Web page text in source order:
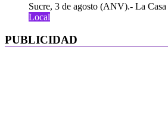
Sucre, 3 de agosto (ANV).- La
Local
PUBLICIDAD